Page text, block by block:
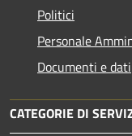
Politici
Personale
Documenti e dati
CATEGORIE DI